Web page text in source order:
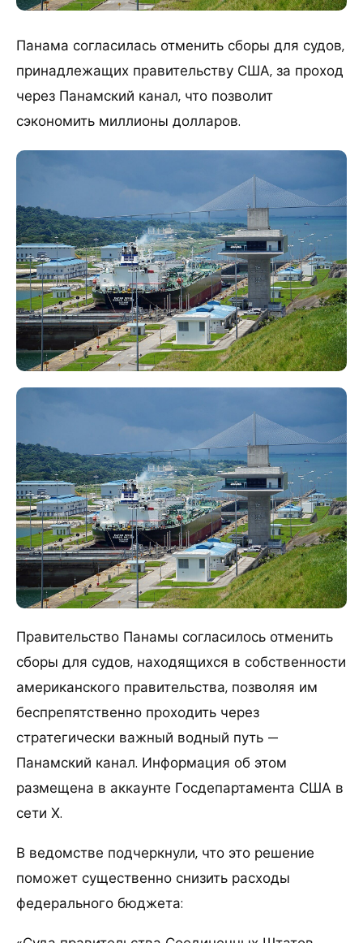
Панама согласилась отменить сборы для судов,
принадлежащих правительству США, за проход
через Панамский канал, что позволит
сэкономить миллионы долларов.
Правительство Панамы согласилось отменить
сборы для судов, находящихся в собственности
американского правительства, позволяя им
беспрепятственно проходить через
стратегически важный водный путь —
Панамский канал. Информация об этом
размещена в аккаунте Госдепартамента США в
сети Х.
В ведомстве подчеркнули, что это решение
поможет существенно снизить расходы
федерального бюджета: